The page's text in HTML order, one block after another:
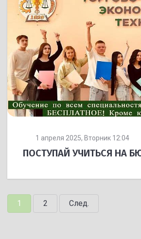
1 апреля 2025, Вторник 12:04
ПОСТУПАЙ УЧИТЬСЯ НА
1 2 След.